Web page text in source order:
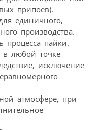
припоев).
единичного,
производства.
процесса пайки.
в любой точке
исключение
атмосфере, при